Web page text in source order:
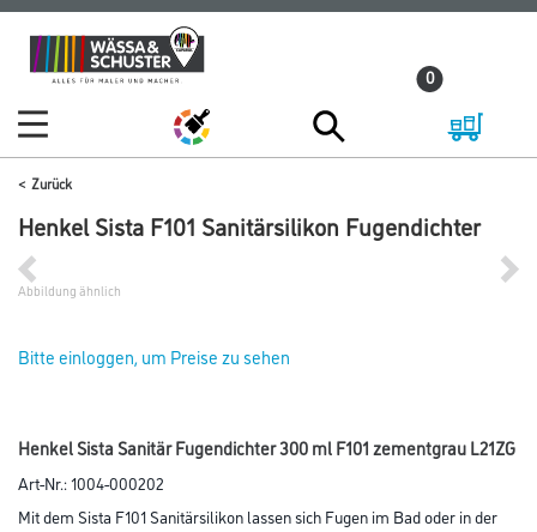
Zum
Inhalt
Zum
Navigationsmenü
0
Zurück
Henkel Sista F101 Sanitärsilikon Fugendichter
Abbildung ähnlich
Bitte einloggen, um Preise zu sehen
Henkel Sista Sanitär Fugendichter 300 ml F101 zementgrau L21ZG
Art-Nr.:1004-000202
Mit dem Sista F101 Sanitärsilikon lassen sich Fugen im Bad oder in der